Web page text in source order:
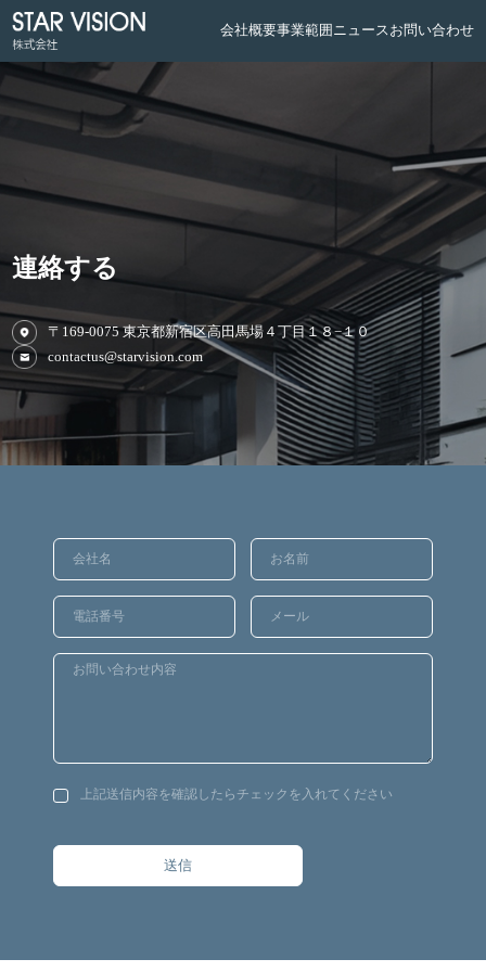
会社概要事業範囲 ニュースお問い合わせ
連絡する
〒169-0075 東京都新宿区高田馬場４丁目１８−１０
contactus@starvision.com
上記送信内容を確認したらチェックを入れてください
送信